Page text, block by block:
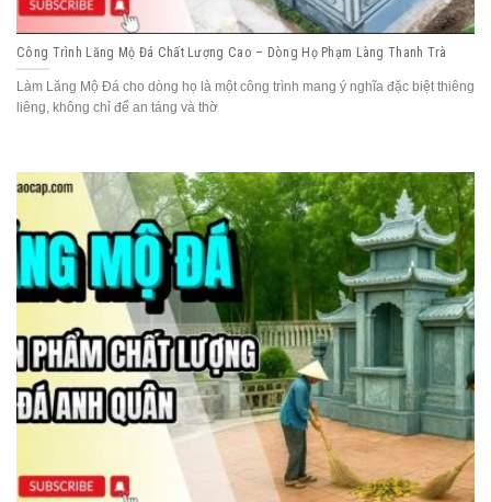
Công Trình Lăng Mộ Đá Chất Lượng Cao – Dòng Họ Phạm Làng Thanh Trà
Làm Lăng Mộ Đá cho dòng họ là một công trình mang ý nghĩa đặc biệt thiêng
liêng, không chỉ để an táng và thờ